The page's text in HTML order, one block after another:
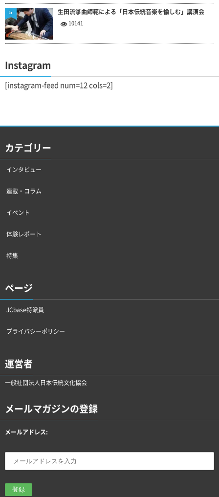
生田流箏曲師範による「日本伝統音楽を愉しむ」講演会
10141
5
Instagram
[instagram-feed num=12 cols=2]
カテゴリー
インタビュー
連載・コラム
イベント
体験レポート
特集
ページ
JCbase特派員
プライバシーポリシー
運営者
一般社団法人日本伝統文化協会
メールマガジンの登録
メールアドレス: